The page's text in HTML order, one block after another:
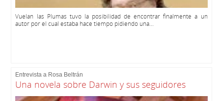
Vuelan las Plumas tuvo la posibilidad de encontrar finalmente a un
autor por el cual estaba hace tiempo pidiendo una...
Entrevista a Rosa Beltrán
Una novela sobre Darwin y sus seguidores